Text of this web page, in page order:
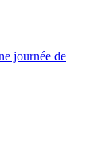
journée de